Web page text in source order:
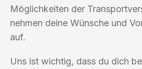
Möglichkeiten der
nehmen deine Wünsche und
auf.
Uns ist wichtig, dass du dich